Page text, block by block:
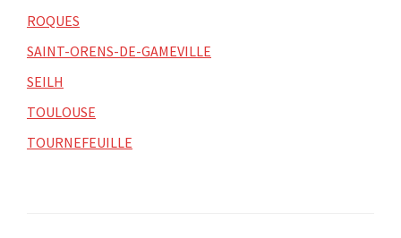
ROQUES
SAINT-ORENS-DE-GAMEVILLE
SEILH
TOULOUSE
TOURNEFEUILLE